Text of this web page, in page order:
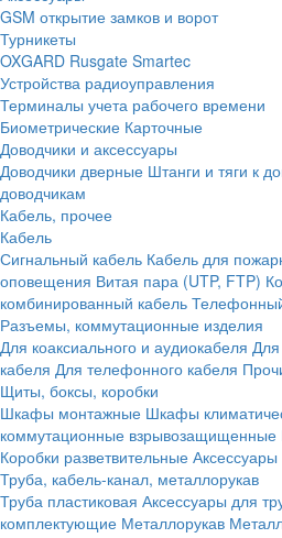
GSM открытие замков и ворот
Турникеты
OXGARD Rusgate Smartec
Устройства радиоуправления
Терминалы учета рабочего времени
Биометрические Карточные
Доводчики и аксессуары
Доводчики дверные Штанги и тяги к
доводчикам
Кабель, прочее
Кабель
Сигнальный кабель Кабель для
оповещения Витая пара (UTP, FTP)
комбинированный кабель
Разъемы, коммутационные изделия
Для коаксиального и аудиокабеля
кабеля Для телефонного кабеля
Щиты, боксы, коробки
Шкафы монтажные Шкафы
коммутационные взрывозащищенные
Коробки разветвительные Аксессуары
Труба, кабель-канал, металлорукав
Труба пластиковая Аксессуары для
комплектующие Металлорукав